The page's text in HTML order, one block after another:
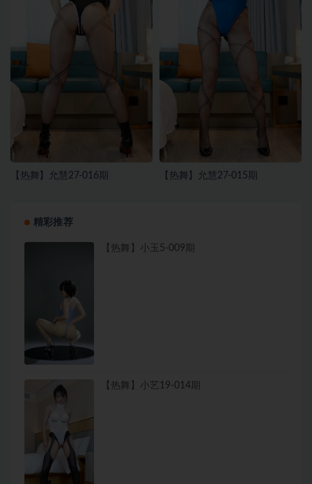
【热舞】允慧27-016期 【热舞】允慧27-015期
精彩推荐
【热舞】小玉5-009期
【热舞】小艺19-014期